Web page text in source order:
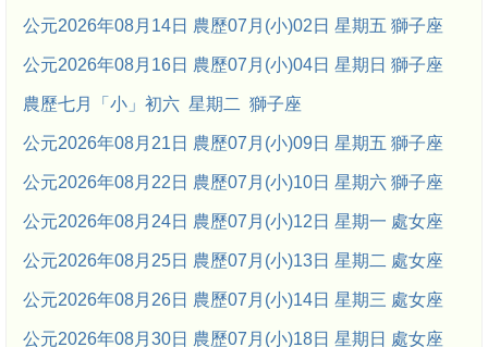
公元2026年08月14日 農歷07月(小)02日 星期五 獅子座
公元2026年08月16日 農歷07月(小)04日 星期日 獅子座
農歷七月「小」初六 星期二 獅子座
公元2026年08月21日 農歷07月(小)09日 星期五 獅子座
公元2026年08月22日 農歷07月(小)10日 星期六 獅子座
公元2026年08月24日 農歷07月(小)12日 星期一 處女座
公元2026年08月25日 農歷07月(小)13日 星期二 處女座
公元2026年08月26日 農歷07月(小)14日 星期三 處女座
公元2026年08月30日 農歷07月(小)18日 星期日 處女座